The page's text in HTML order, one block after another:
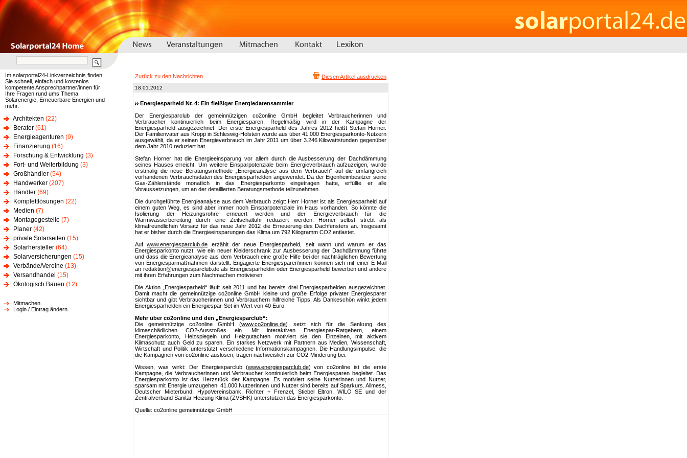
Im solarportal24-Linkverzeichnis finden
Sie schnell, einfach und kostenlos
kompetente Ansprechpartner/innen für
Ihre Fragen rund ums Thema
Solarenergie, Erneuerbare Energien und
mehr.
Architekten (22)
Berater (61)
Energieagenturen (9)
Finanzierung (16)
Forschung & Entwicklung (3)
Fort- und Weiterbildung (3)
Großhändler (54)
Handwerker (207)
Händler (69)
Komplettlösungen (22)
Medien (7)
Montagegestelle (7)
Planer (42)
private Solarseiten (15)
Solarhersteller (64)
Solarversicherungen (15)
Verbände/Vereine (13)
Versandhandel (15)
Ökologisch Bauen (12)
Mitmachen
Login / Eintrag ändern
Zurück zu den Nachrichten... Diesen Artikel ausdrucken
18.01.2012
Energiesparheld Nr. 4: Ein fleißiger Energiedatensammler
Der Energiesparclub der gemeinnützigen co2online GmbH begleitet Verbraucherinnen und
Verbraucher kontinuierlich beim Energiesparen. Regelmäßig wird in der Kampagne der
Energiesparheld ausgezeichnet. Der erste Energiesparheld des Jahres 2012 heißt Stefan Horner.
Der Familienvater aus Kropp in Schleswig-Holstein wurde aus über 41.000 Energiesparkonto-Nutzern
ausgewählt, da er seinen Energieverbrauch im Jahr 2011 um über 3.246 Kilowattstunden gegenüber
dem Jahr 2010 reduziert hat.
Stefan Horner hat die Energieeinsparung vor allem durch die Ausbesserung der Dachdämmung
seines Hauses erreicht. Um weitere Einsparpotenziale beim Energieverbrauch aufzuzeigen, wurde
erstmalig die neue Beratungsmethode „Energieanalyse aus dem Verbrauch“ auf die umfangreich
vorhandenen Verbrauchsdaten des Energiesparhelden angewendet. Da der Eigenheimbesitzer seine
Gas-Zählerstände monatlich in das Energiesparkonto eingetragen hatte, erfüllte er alle
Voraussetzungen, um an der detaillierten Beratungsmethode teilzunehmen.
Die durchgeführte Energieanalyse aus dem Verbrauch zeigt: Herr Horner ist als Energiesparheld auf
einem guten Weg, es sind aber immer noch Einsparpotenziale im Haus vorhanden. So könnte die
Isolierung der Heizungsrohre erneuert werden und der Energieverbrauch für die
Warmwasserbereitung durch eine Zeitschaltuhr reduziert werden. Horner selbst strebt als
klimafreundlichen Vorsatz für das neue Jahr 2012 die Erneuerung des Dachfensters an. Insgesamt
hat er bisher durch die Energieeinsparungen das Klima um 792 Kilogramm CO2 entlastet.
Aufwww.energiesparclub.de erzählt der neue Energiesparheld, seit wann und warum er das
Energiesparkonto nutzt, wie ein neuer Kleiderschrank zur Ausbesserung der Dachdämmung führte
und dass die Energieanalyse aus dem Verbrauch eine große Hilfe bei der nachträglichen Bewertung
von Energiesparmaßnahmen darstellt. Engagierte Energiesparer/innen können sich mit einer E-Mail
an redaktion@energiesparclub.de als Energiesparheldin oder Energiesparheld bewerben und andere
mit ihren Erfahrungen zum Nachmachen motivieren.
Die Aktion „Energiesparheld“ läuft seit 2011 und hat bereits drei Energiesparhelden ausgezeichnet.
Damit macht die gemeinnützige co2online GmbH kleine und große Erfolge privater Energiesparer
sichtbar und gibt Verbraucherinnen und Verbrauchern hilfreiche Tipps. Als Dankeschön winkt jedem
Energiesparhelden ein Energiespar-Set im Wert von 40 Euro.
Mehr über co2online und den „Energiesparclub“:
Die gemeinnützige co2online GmbH (www.co2online.de) setzt sich für die Senkung des
klimaschädlichen CO2-Ausstoßes ein. Mit interaktiven Energiespar-Ratgebern, einem
Energiesparkonto, Heizspiegeln und Heizgutachten motiviert sie den Einzelnen, mit aktivem
Klimaschutz auch Geld zu sparen. Ein starkes Netzwerk mit Partnern aus Medien, Wissenschaft,
Wirtschaft und Politik unterstützt verschiedene Informationskampagnen. Die Handlungsimpulse, die
die Kampagnen von co2online auslösen, tragen nachweislich zur CO2-Minderung bei.
Wissen, was wirkt: Der Energiesparclub (www.energiesparclub.de) von co2online ist die erste
Kampagne, die Verbraucherinnen und Verbraucher kontinuierlich beim Energiesparen begleitet. Das
Energiesparkonto ist das Herzstück der Kampagne. Es motiviert seine Nutzerinnen und Nutzer,
sparsam mit Energie umzugehen. 41.000 Nutzerinnen und Nutzer sind bereits auf Sparkurs. Allmess,
Deutscher Mieterbund, HypoVereinsbank, Richter + Frenzel, Stiebel Eltron, WILO SE und der
Zentralverband Sanitär Heizung Klima (ZVSHK) unterstützen das Energiesparkonto.
Quelle: co2online gemeinnützige GmbH